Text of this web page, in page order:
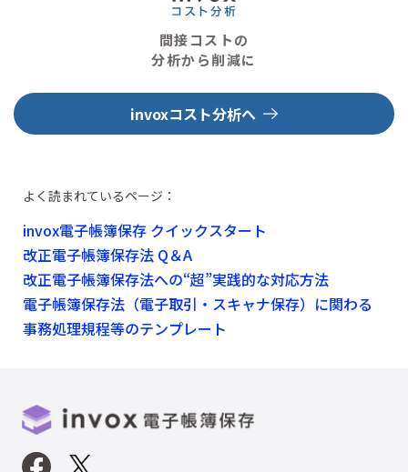
間接コストの
分析から削減に
invoxコスト分析へ
よく読まれているページ：
invox電子帳簿保存 クイックスタート
改正電子帳簿保存法 Q＆A
改正電子帳簿保存法への“超”実践的な対応方法
電子帳簿保存法（電子取引・スキャナ保存）に関わる
事務処理規程等のテンプレート